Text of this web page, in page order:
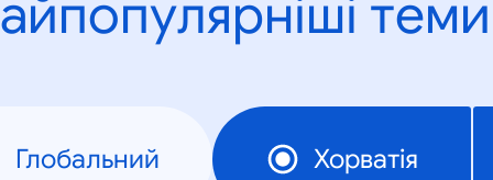
Глобальний Хорватія